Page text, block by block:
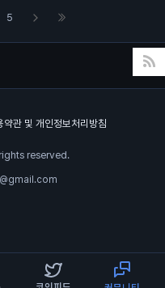
5
약관 및 개인정보처리방침
reserved.